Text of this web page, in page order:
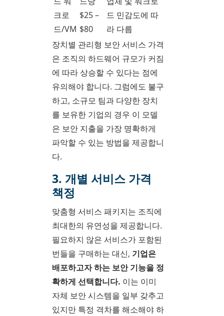
크로
드/VM
$25 –
$80
드 민감도에 따
라 다름
장치별 관리형 보안 서비스 가격
은 조직의 하드웨어 규모가 커짐
에 따라 상승할 수 있다는 점에
유의해야 합니다. 그럼에도 불구
하고, 소규모 팀과 다양한 장치
를 보유한 기업의 경우 이 모델
은 보안 지출을 가장 명확하게
파악할 수 있는 방법을 제공합니
다.
3. 개별 서비스 가격
책정
맞춤형 서비스 패키지는 조직에
최대한의 유연성을 제공합니다.
필요하지 않은 서비스가 포함된
번들을 구매하는 대신, 기업은
배포하고자 하는 보안 기능을 정
확하게 선택합니다. 이는 이미
자체 보안 시스템을 일부 갖추고
있지만 특정 격차를 해소해야 하